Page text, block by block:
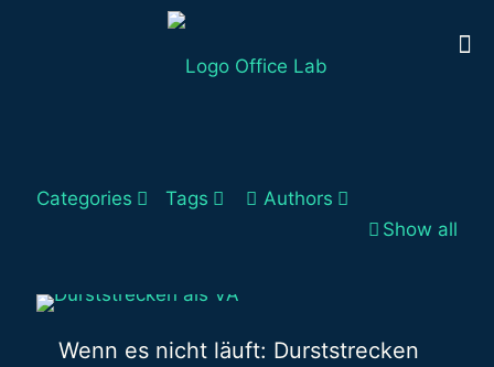
Categories Tags
Authors
Show all
Wenn es nicht läuft: Durststrecken